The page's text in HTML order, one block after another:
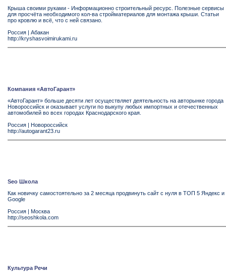
Крыша своими руками - Информационно строительный ресурс. Полезные сервисы
для просчёта необходимого кол-ва стройматериалов для монтажа крыши. Статьи
про кровлю и всё, что с ней связано.
Россия | Абакан
http://kryshasvoimirukami.ru
Компания «АвтоГарант»
«АвтоГарант» больше десяти лет осуществляет деятельность на авторынке города
Новороссийск и оказывает услуги по выкупу любых импортных и отечественных
автомобилей во всех городах Краснодарского края.
Россия | Новороссийск
http://autogarant23.ru
Seo Школа
Как новичку самостоятельно за 2 месяца продвинуть сайт с нуля в ТОП 5 Яндекс и
Google
Россия | Москва
http://seoshkola.com
Культура Речи